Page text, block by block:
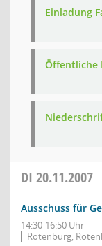
Einladung
Öffentliche
DI 20.11.2007
Ausschuss für
14:30-16:50 Uhr
Rotenburg,